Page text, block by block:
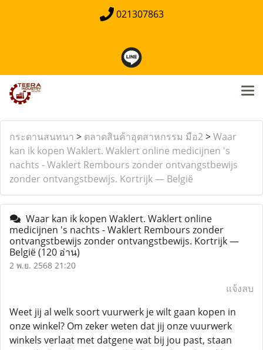
021307863
กระดานสนทนา > ตลาดสินค้าอุตสาหกรรม มือ2>Waar
kan ik kopen Waklert. Waklert online medicijnen 's
nachts - Waklert Rembours zonder ontvangstbewijs
zonder ontvangstbewijs. Kortrijk — België
Waar kan ik kopen Waklert. Waklert online
medicijnen 's nachts - Waklert Rembours zonder
ontvangstbewijs zonder ontvangstbewijs. Kortrijk —
België(120 อ่าน)
2 พ.ย. 2568 21:20
แจ้งลบ
Weet jij al welk soort vuurwerk je wilt gaan kopen in
onze winkel? Om zeker weten dat jij onze vuurwerk
winkels verlaat met datgene wat bij jou past, staan